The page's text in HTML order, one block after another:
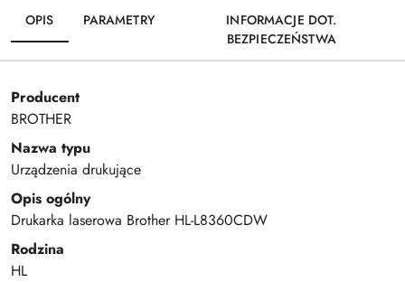
OPIS PARAMETRY
INFORMACJE DOT.
BEZPIECZEŃSTWA
Producent
BROTHER
Nazwa typu
Urządzenia drukujące
Opis ogólny
Drukarka laserowa Brother HL-L8360CDW
Rodzina
HL